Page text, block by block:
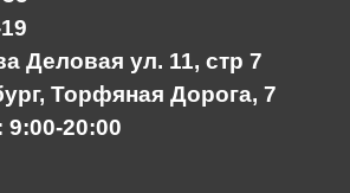
Деловая ул. 11, стр 7
Торфяная Дорога, 7
20:00